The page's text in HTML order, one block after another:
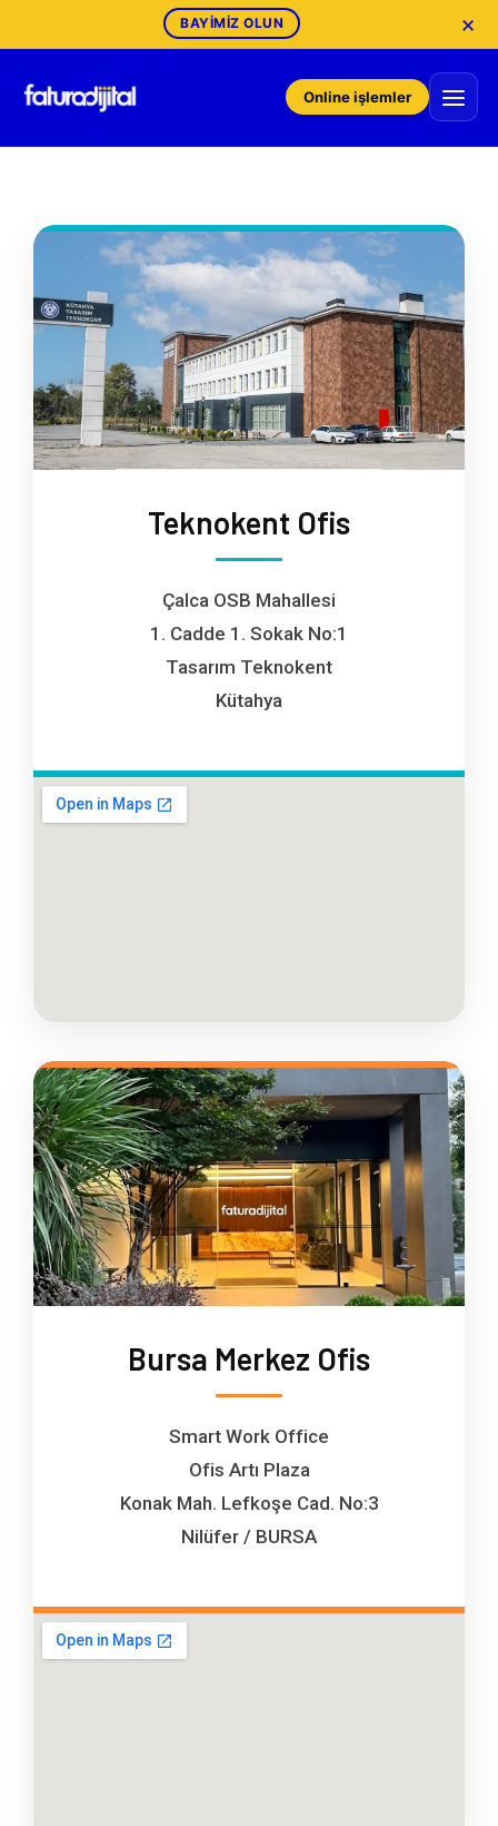
BAYIMIZ OLUN ×
Online işlemler
Teknokent Ofis
Çalca OSB Mahallesi
1. Cadde 1. Sokak No:1
Tasarım Teknokent
Kütahya
Bursa Merkez Ofis
Smart Work Office
Ofis Artı Plaza
Konak Mah. Lefkoşe Cad. No:3
Nilüfer / BURSA